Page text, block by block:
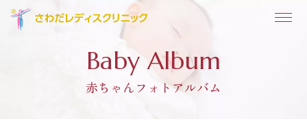
Baby Album
赤ちゃんフォトアルバム